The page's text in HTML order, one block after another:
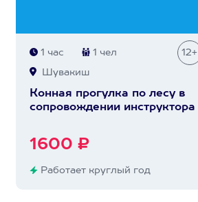
1 час 1 чел 12+
Шувакиш
Конная прогулка по лесу в
сопровождении инструктора
1600 ₽
Работает круглый год